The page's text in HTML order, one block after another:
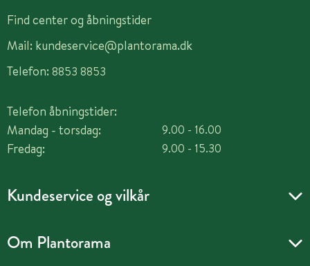
Find center og åbningstider
Mail: kundeservice@plantorama.dk
Telefon: 8853 8853
Telefon åbningstider:
Mandag - torsdag:
Fredag:
9.00 - 16.00
9.00 - 15.30
Kundeservice og vilkår
Om Plantorama